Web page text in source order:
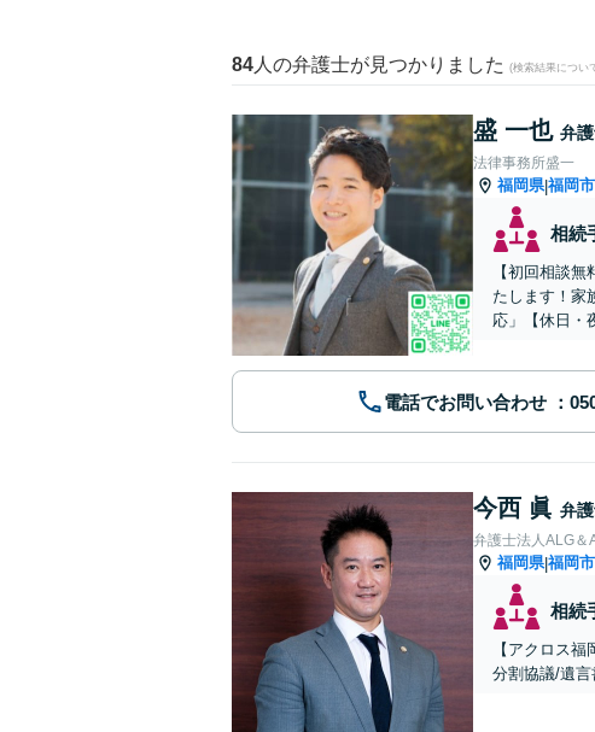
84 人の弁護士が見つかりました (検索結果につい
盛 一也 弁
法律事務所盛一
福岡県|福岡
相続
【初回相談
たします！家
応」【休日・
電話でお問い合わせ
今西 眞 弁
弁護士法人ALG＆
福岡県|福岡
相続
【アクロス
分割協議/遺